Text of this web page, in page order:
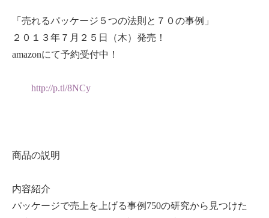
「売れるパッケージ５つの法則と７０の事例」
２０１３年７月２５日（木）発売！
amazonにて予約受付中！
http://p.tl/8NCy
商品の説明
内容紹介
パッケージで売上を上げる事例750の研究から見つけた